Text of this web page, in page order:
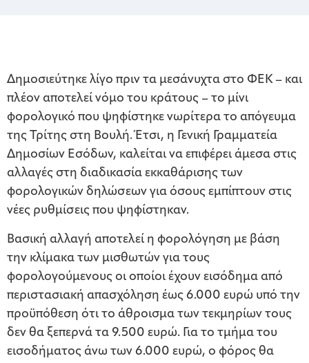
Δημοσιεύτηκε λίγο πριν τα μεσάνυχτα στο ΦΕΚ – και
πλέον αποτελεί νόμο του κράτους – το μίνι
φορολογικό που ψηφίστηκε νωρίτερα το απόγευμα
της Τρίτης στη Βουλή. Έτσι, η Γενική Γραμματεία
Δημοσίων Εσόδων, καλείται να επιφέρει άμεσα στις
αλλαγές στη διαδικασία εκκαθάρισης των
φορολογικών δηλώσεων για όσους εμπίπτουν στις
νέες ρυθμίσεις που ψηφίστηκαν.
Βασική αλλαγή αποτελεί η φορολόγηση με βάση
την κλίμακα των μισθωτών για τους
φορολογούμενους οι οποίοι έχουν εισόδημα από
περιστασιακή απασχόληση έως 6.000 ευρώ υπό την
προϋπόθεση ότι το άθροισμα των τεκμηρίων τους
δεν θα ξεπερνά τα 9.500 ευρώ. Για το τμήμα του
εισοδήματος άνω των 6.000 ευρώ, ο φόρος θα